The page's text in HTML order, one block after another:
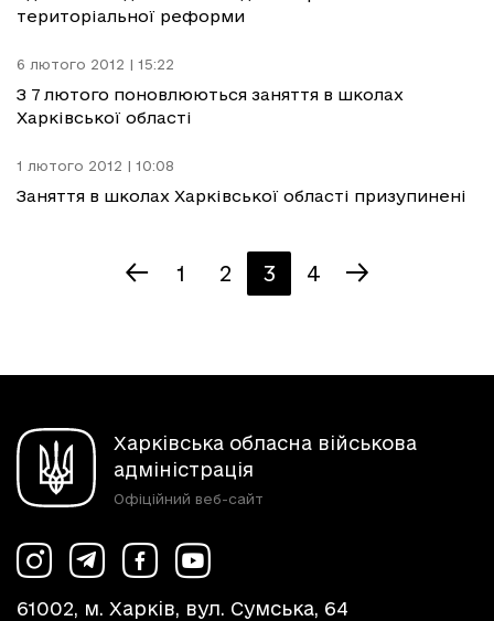
територіальної реформи
6 лютого 2012 | 15:22
З 7 лютого поновлюються заняття в школах
Харківської області
1 лютого 2012 | 10:08
Заняття в школах Харківської області призупинені
1 2 3 4
Харківська обласна військова
адміністрація
Офіційний веб-сайт
61002, м. Харків, вул. Сумська, 64